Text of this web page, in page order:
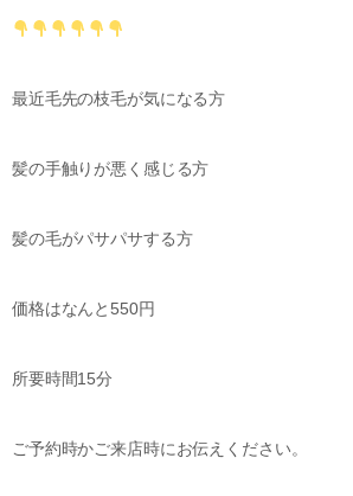
最近毛先の枝毛が気になる方
髪の手触りが悪く感じる方
髪の毛がパサパサする方
価格はなんと 550円
所要時間15分
ご予約時かご来店時にお伝えください。